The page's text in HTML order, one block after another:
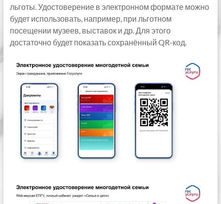
льготы. Удостоверение в электронном формате можно
будет использовать, например, при льготном
посещении музеев, выставок и др. Для этого
достаточно будет показать сохранённый QR-код.